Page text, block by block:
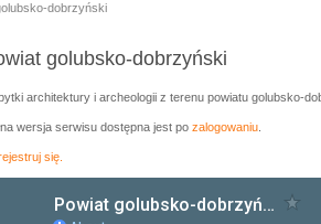
dobrzyński
golubsko-dobrzyński
architektury i archeologii z terenu powiatu golubsko-
wersja serwisu dostępna jest po zalogowaniu
się.